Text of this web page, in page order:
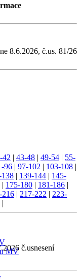
MV
8.6.2026, č.us. 81/26
42 | 43-48 | 49-54 | 55-
96 | 97-102 | 103-108 |
| 139-144 | 145-
| 175-180 | 181-186 |
216 | 217-222 | 223-
|
č.usnesení